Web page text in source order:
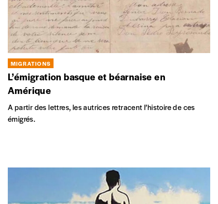
MIGRATIONS
L’émigration basque et béarnaise en
Amérique
A partir des lettres, les autrices retracent l’histoire de ces
émigrés.